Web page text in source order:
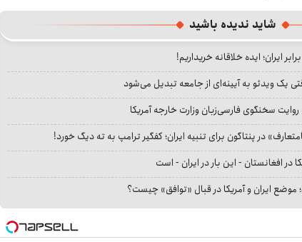
شاید ندیده باشید
ایران؛ ایده خلاقانه خریداریم!
یک ویدئو به آیینه‌ای از جامعه تبدیل می‌شود
سخنگوی فارسی‌زبان وزارت خارجه آمریکا
در پنتاگون برای تنبیه ایران؛ کفگیر ترامپ به ته دیگ خورد!
در افغانستان - این بار در ایران - است
موضع ایران و آمریکا در قبال «توافق» چیست؟